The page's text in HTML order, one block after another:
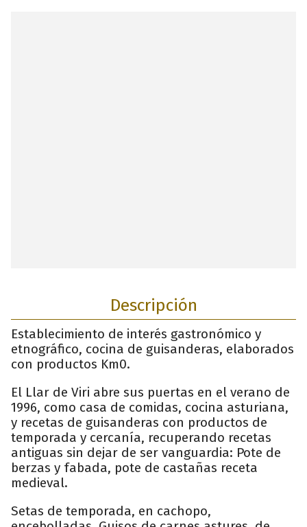
Descripción
Establecimiento de interés gastronómico y
etnográfico, cocina de guisanderas, elaborados
con productos Km0.
El Llar de Viri abre sus puertas en el verano de
1996, como casa de comidas, cocina asturiana,
y recetas de guisanderas con productos de
temporada y cercanía, recuperando recetas
antiguas sin dejar de ser vanguardia: Pote de
berzas y fabada, pote de castañas receta
medieval.
Setas de temporada, en cachopo,